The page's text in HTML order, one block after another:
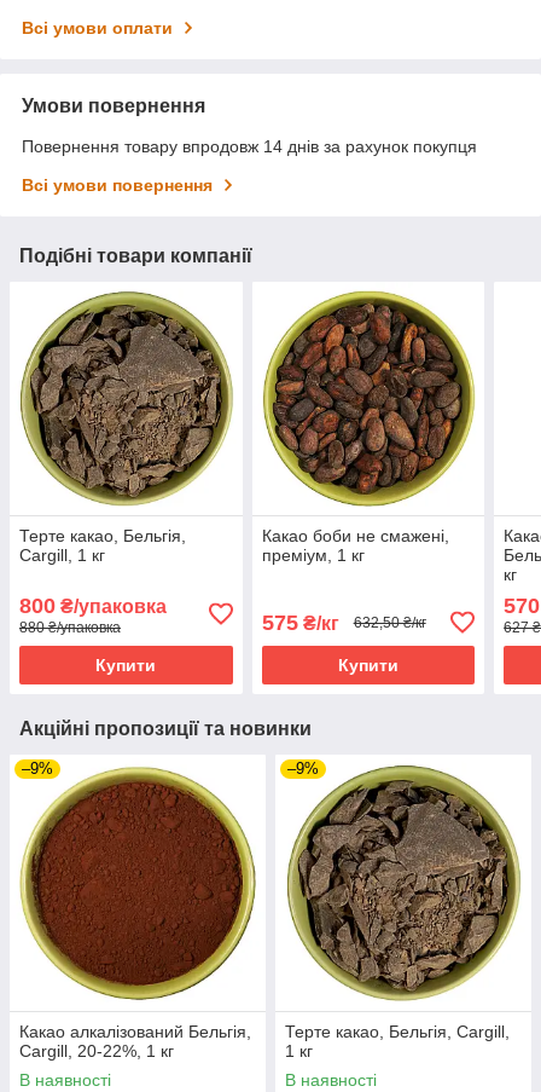
Всі умови оплати
Умови повернення
Повернення товару впродовж 14 днів за рахунок покупця
Всі умови повернення
Подібні товари компанії
Терте какао, Бельгія,
Cargill, 1 кг
800 ₴/упаковка
880 ₴/упаковка
Купити
Какао боби не смажені,
преміум, 1 кг
575₴/кг 632,50 ₴/кг
Купити
кг
570
627
Акційні пропозиції та новинки
–9%
Какао алкалізований Бельгія,
Cargill, 20-22%, 1 кг
В наявності
–9%
Терте какао, Бельгія, Cargill,
1 кг
В наявності